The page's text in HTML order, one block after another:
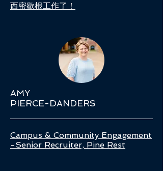
西密歇根工作了！
AMY
PIERCE-DANDERS
Campus & Community Engagement
-Senior Recruiter, Pine Rest